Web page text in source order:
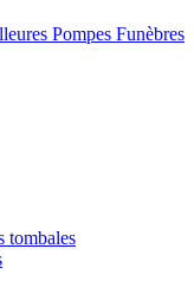
Pompes Funèbres
tombales